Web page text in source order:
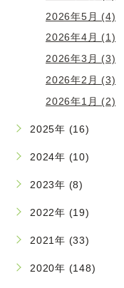
2026年5月 (4)
2026年4月 (1)
2026年3月 (3)
2026年2月 (3)
2026年1月 (2)
2025年 (16)
2024年 (10)
2023年 (8)
2022年 (19)
2021年 (33)
2020年 (148)